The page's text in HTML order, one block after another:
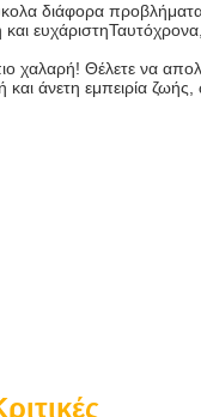
διάφορα
χαλαρή! Θέλετε να
άνετη εμπειρία